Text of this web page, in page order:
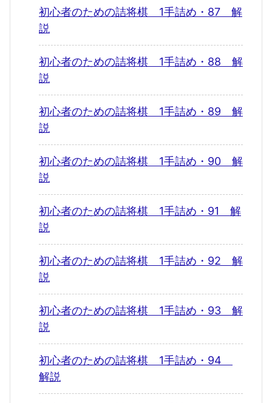
初心者のための詰将棋 1手詰め・87 解
説
初心者のための詰将棋 1手詰め・88 解
説
初心者のための詰将棋 1手詰め・89 解
説
初心者のための詰将棋 1手詰め・90 解
説
初心者のための詰将棋 1手詰め・91 解
説
初心者のための詰将棋 1手詰め・92 解
説
初心者のための詰将棋 1手詰め・93 解
説
初心者のための詰将棋 1手詰め・94
解説